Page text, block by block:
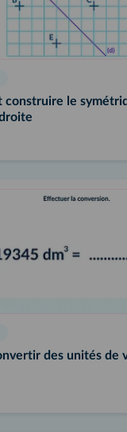
construire le
des unités de